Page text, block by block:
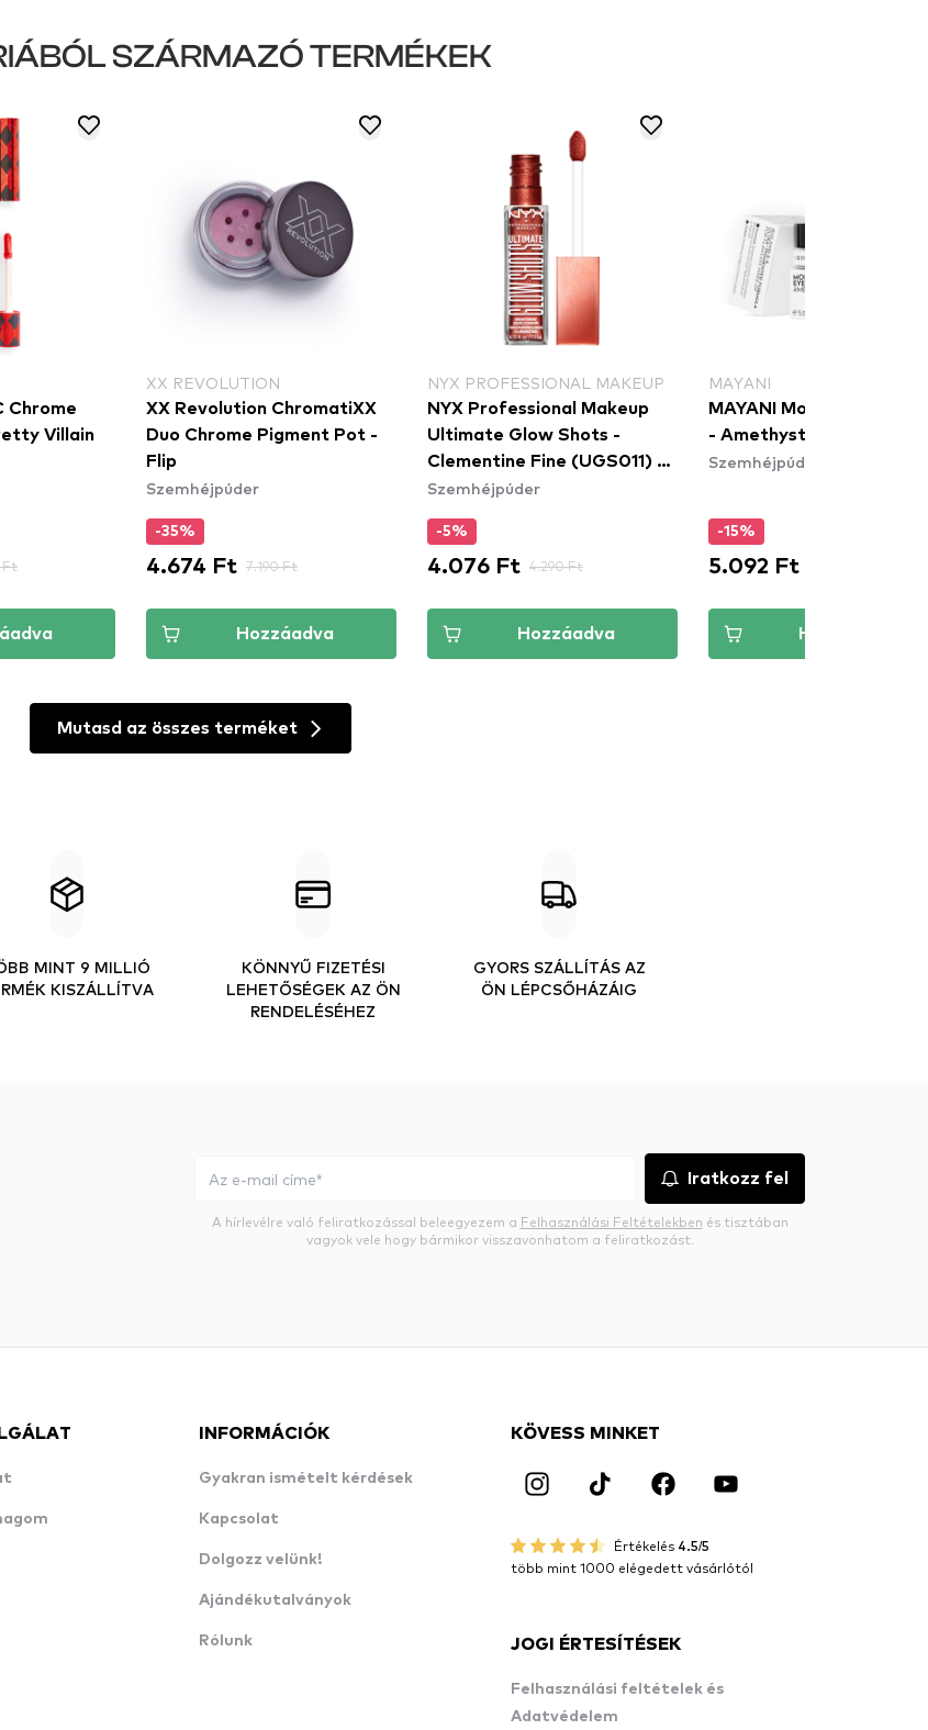
SZÁRMAZÓ TERMÉKEK
Chrome
Villain
Ft
XX REVOLUTION
XX Revolution ChromatiXX
Duo Chrome Pigment Pot -
Flip
Szemhéjpúder
-35%
4.674 Ft 7.190 Ft
Hozzáadva
NYX PROFESSIONAL MAKEUP
NYX Professional Makeup
Ultimate Glow Shots -
Clementine Fine (UGS011) -
szemhéjfesték
Szemhéjpúder
-5%
4.076 Ft 4.290 Ft
Hozzáadva
MAYANI
MAYANI Mousse
- Amethyst
Szemhéjpúder
-15%
5.092 Ft
Hozzáadva
Mutasd az összes terméket
MINT 9 MILLIÓ
KISZÁLLÍTVA
KÖNNYŰ FIZETÉSI
LEHETŐSÉGEK AZ ÖN
RENDELÉSÉHEZ
GYORS SZÁLLÍTÁS AZ
ÖN LÉPCSŐHÁZÁIG
Iratkozz fel
A hírlevélre való feliratkozással beleegyezem a Felhasználási Feltételekben és tisztában
vagyok vele hogy bármikor visszavonhatom a feliratkozást.
INFORMÁCIÓK
Gyakran ismételt kérdések
Kapcsolat
Dolgozz velünk!
Ajándékutalványok
Rólunk
KÖVESS MINKET
Értékelés 4.5/5
több mint 1000 elégedett vásárlótól
JOGI ÉRTESÍTÉSEK
Felhasználási feltételek és
Adatvédelem